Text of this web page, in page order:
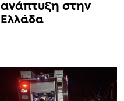
ανάπτυξη στην
Ελλάδα